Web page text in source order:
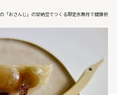
「おさんじ」の甘納豆でつくる限定水無月で健康祈願を